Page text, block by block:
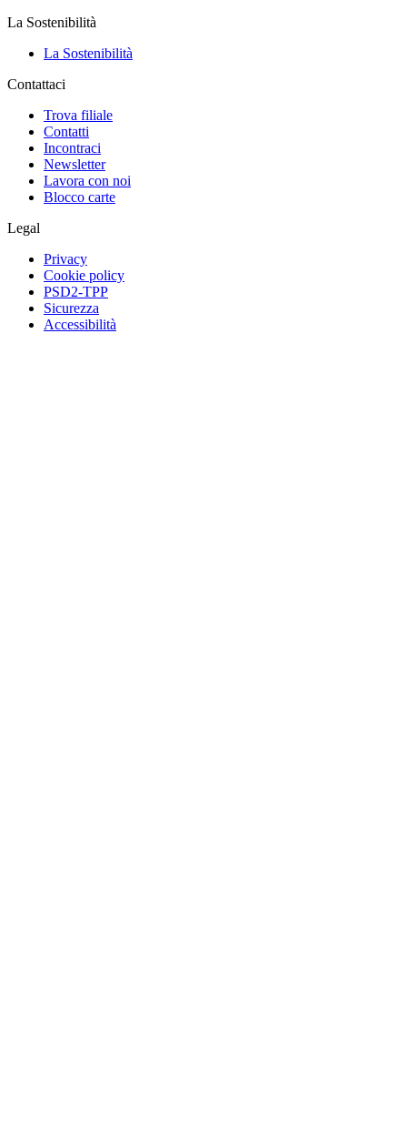
La Sostenibilità
La Sostenibilità
Contattaci
Trova filiale
Contatti
Incontraci
Newsletter
Lavora con noi
Blocco carte
Legal
Privacy
Cookie policy
PSD2-TPP
Sicurezza
Accessibilità